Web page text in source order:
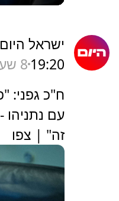
ישראל היום
19:20 8 שעות
ח"כ גפני:
עם נתניהו
זה" | צפו